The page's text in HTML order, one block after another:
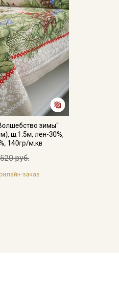
зимы"
ш.1.5м, лен-30%,
140гр/м.кв
520 руб.
заказ